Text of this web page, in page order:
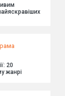
20
жанрі